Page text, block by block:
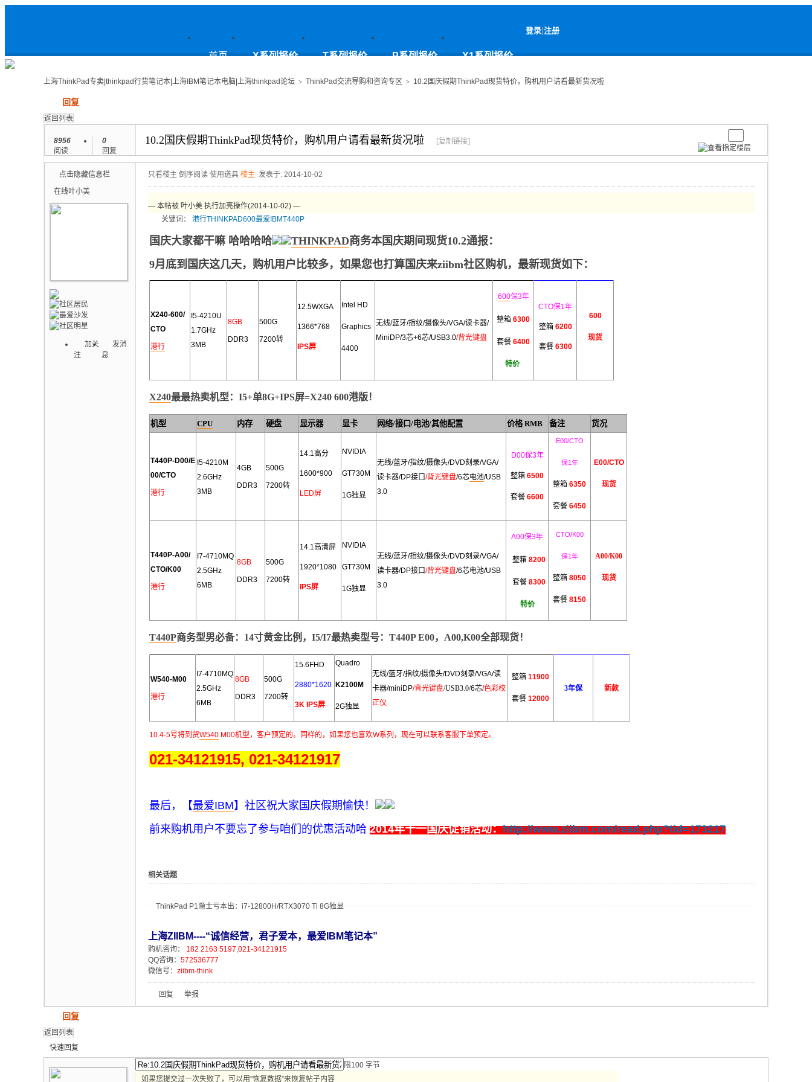
上
海ThinkPad专卖|thinkpad行货笔
记本|上海IBM笔记本电脑|上海thin
首页 X系列报价 T系列报价 P系列报价 X1系列报价
登录 注册
上海ThinkPad专卖|thinkpad行货笔记本|上海IBM笔记本电脑|上海thinkpad论坛 > ThinkPad交流导购和咨询专区 > 10.2国庆假期ThinkPad现货特价，购机用户请看最新货况啦
回复
返回列表
8956
阅读
0
回复
10.2国庆假期ThinkPad现货特价，购机用户请看最新货况啦 [复制链接]
点击隐藏信息栏
在线叶小美
加关
注
发消
息
只看楼主 倒序阅读 使用道具 楼主 发表于: 2014-10-02
— 本帖被 叶小美 执行加亮操作(2014-10-02) —
关键词： 港行THINKPAD600最爱IBMT440P
国庆大家都干嘛 哈哈哈哈 THINKPAD商务本国庆期间现货10.2通报：
9月底到国庆这几天，购机用户比较多，如果您也打算国庆来ziibm社区购机，最新现货如下：
X240-600/
CTO
港行
I5-4210U
1.7GHz
3MB
8GB
DDR3
500G
7200转
12.5WXGA
1366*768
IPS屏
ntel HD
Graphics
4400
无线/蓝牙/指纹/摄像头/VGA/读卡器/
MiniDP/3芯+6芯/USB3.0/背光键盘
600保3年
整箱 6300
套餐 6400
特价
CTO保1年
整箱 6200
套餐 6300
600
现货
X240最最热卖机型：I5+单8G+IPS屏=X240 600港版！
机型 CPU 内存 硬盘 显示器 显卡 网络/接口/电池/其他配置 价格 RMB 备注 货况
T440P-D00/E
00/CTO
港行
I5-4210M
2.6GHz
3MB
4GB
DDR3
500G
7200转
14.1高分
1600*900
LED屏
NVIDIA
GT730M
1G独显
无线/蓝牙/指纹/摄像头/DVD刻录/VGA/
读卡器/DP接口/背光键盘/6芯电池/USB
3.0
D00保3年
整箱 6500
套餐 6600
E00/CTO
保1年
整箱 6350
套餐 6450
E00/CTO
现货
T440P-A00/
CTO/K00
港行
I7-4710MQ
2.5GHz
6MB
8GB
DDR3
500G
7200转
14.1高清屏
1920*1080
IPS屏
NVIDIA
GT730M
1G独显
无线/蓝牙/指纹/摄像头/DVD刻录/VGA/
读卡器/DP接口/背光键盘/6芯电池/USB
3.0
A00保3年
整箱 8200
套餐 8300
特价
CTO/K00
保1年
整箱 8050
套餐 8150
A00/K00
现货
T440P商务型男必备：14寸黄金比例，I5/I7最热卖型号：T440P E00，A00,K00全部现货！
W540-M00
港行
I7-4710MQ
2.5GHz
6MB
8GB
DDR3
500G
7200转
15.6FHD
2880*1620
3K IPS屏
Quadro
K2100M
2G独显
无线/蓝牙/指纹/摄像头/DVD刻录/VGA/读
卡器/miniDP/背光键盘/USB3.0/6芯/色彩校
正仪
整箱 11900
套餐 12000
3年保 新款
10.4-5号将到货W540 M00机型，客户预定的。同样的，如果您也喜欢W系列，现在可以联系客服下单预定。
021-34121915, 021-34121917
最后，【最爱IBM】社区祝大家国庆假期愉快！
前来购机用户不要忘了参与咱们的优惠活动哈 2014年十一国庆促销活动：http://www.ziibm.com/read.php?tid=173217
相关话题
ThinkPad P1隐士亏本出：i7-12800H/RTX3070 Ti 8G独显
上海ZIIBM----“诚信经营，君子爱本，最爱IBM笔记本”
购机咨询：
182 2163 5197,021-34121915
QQ咨询： 572536777
微信号： ziibm-think
回复 举报
回复
返回列表
快速回复
限100 字节
如果您提交过一次失败了，可以用”恢复数据”来恢复帖子内容